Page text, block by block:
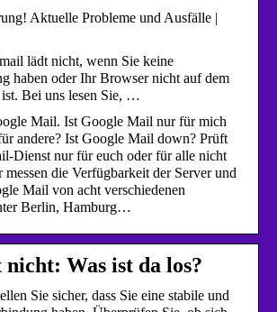
Aktuelle Probleme und Ausfälle |
lädt nicht, wenn Sie keine
haben oder Ihr Browser nicht auf dem
ist. Bei uns lesen Sie, …
Mail. Ist Google Mail nur für mich
andere? Ist Google Mail down? Prüft
Dienst nur für euch oder für alle nicht
die Verfügbarkeit der Server und
Mail von acht verschiedenen
Berlin, Hamburg…
Was ist da los?
Sie sicher, dass Sie eine stabile und